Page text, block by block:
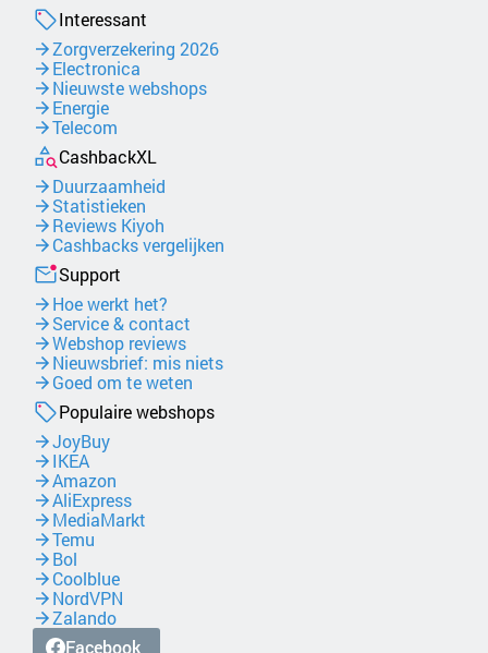
Interessant
Zorgverzekering 2026
Electronica
Nieuwste webshops
Energie
Telecom
CashbackXL
Duurzaamheid
Statistieken
Reviews Kiyoh
Cashbacks vergelijken
Support
Hoe werkt het?
Service & contact
Webshop reviews
Nieuwsbrief: mis niets
Goed om te weten
Populaire webshops
JoyBuy
IKEA
Amazon
AliExpress
MediaMarkt
Temu
Bol
Coolblue
NordVPN
Zalando
Facebook